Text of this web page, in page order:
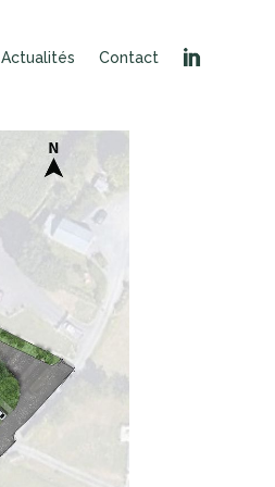
Actualités Contact